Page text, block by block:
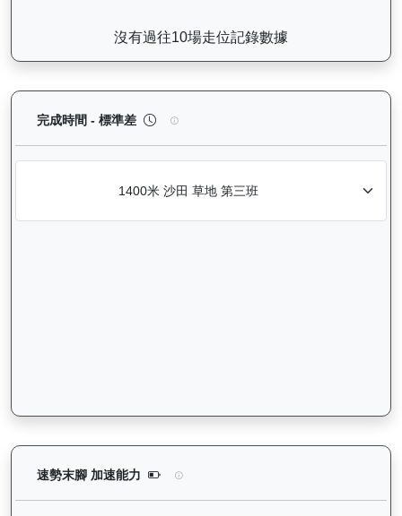
沒有過往10場走位記錄數據
完成時間 - 標準差 無限勝利（K060）— 完成時間標準差
速勢末腳 加速能力 無限勝利（K060）— 速勢末腳加速能